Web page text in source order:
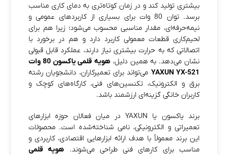
بیشتری تولید کند و در زمان کوتاه‌تری به دمای کاری مناسب
برسد. توان 80 وات برای بسیاری از کاربردهای عمومی و
نیمه‌حرفه‌ای، مقدار مناسبی محسوب می‌شود؛ زیرا هم برای
لحیم‌کاری قطعات معمولی کاربرد دارد و هم در برخورد با
اتصالاتی که به حرارت بیشتری نیاز دارند، عملکرد قابل قبولی
نشان می‌دهد. به همین دلیل،
هویه قلمی یاکسون 80 وات
YAXUN YX-521 می‌تواند برای تعمیرکاران، دانشجویان رشته
برق و الکترونیک، تکنسین‌های فنی، کارگاه‌های کوچک و
کاربران خانگی گزینه‌ای ارزشمند باشد.
برند یاکسون یا YAXUN در میان فعالان حوزه ابزارهای
تعمیراتی و الکترونیکی، نامی شناخته‌شده است. محصولات
این برند معمولاً با هدف ارائه ابزارهایی اقتصادی، کاربردی و
مناسب برای کارهای فنی طراحی می‌شوند. هویه قلمی